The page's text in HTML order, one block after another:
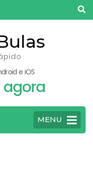
e iOS
agora
MENU